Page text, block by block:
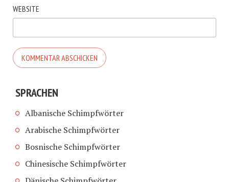
WEBSITE
SPRACHEN
Albanische Schimpfwörter
Arabische Schimpfwörter
Bosnische Schimpfwörter
Chinesische Schimpfwörter